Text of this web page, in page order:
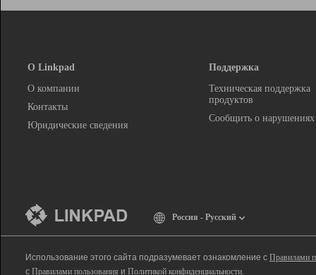
О Linkpad
О компании
Контакты
Юридические сведения
Поддержка
Техническая поддержка
продуктов
Сообщить о нарушениях
Россия - Русский
Использование этого сайта подразумевает ознакомление с Правилами
с Правилами пользования и Политикой конфиденциальности.